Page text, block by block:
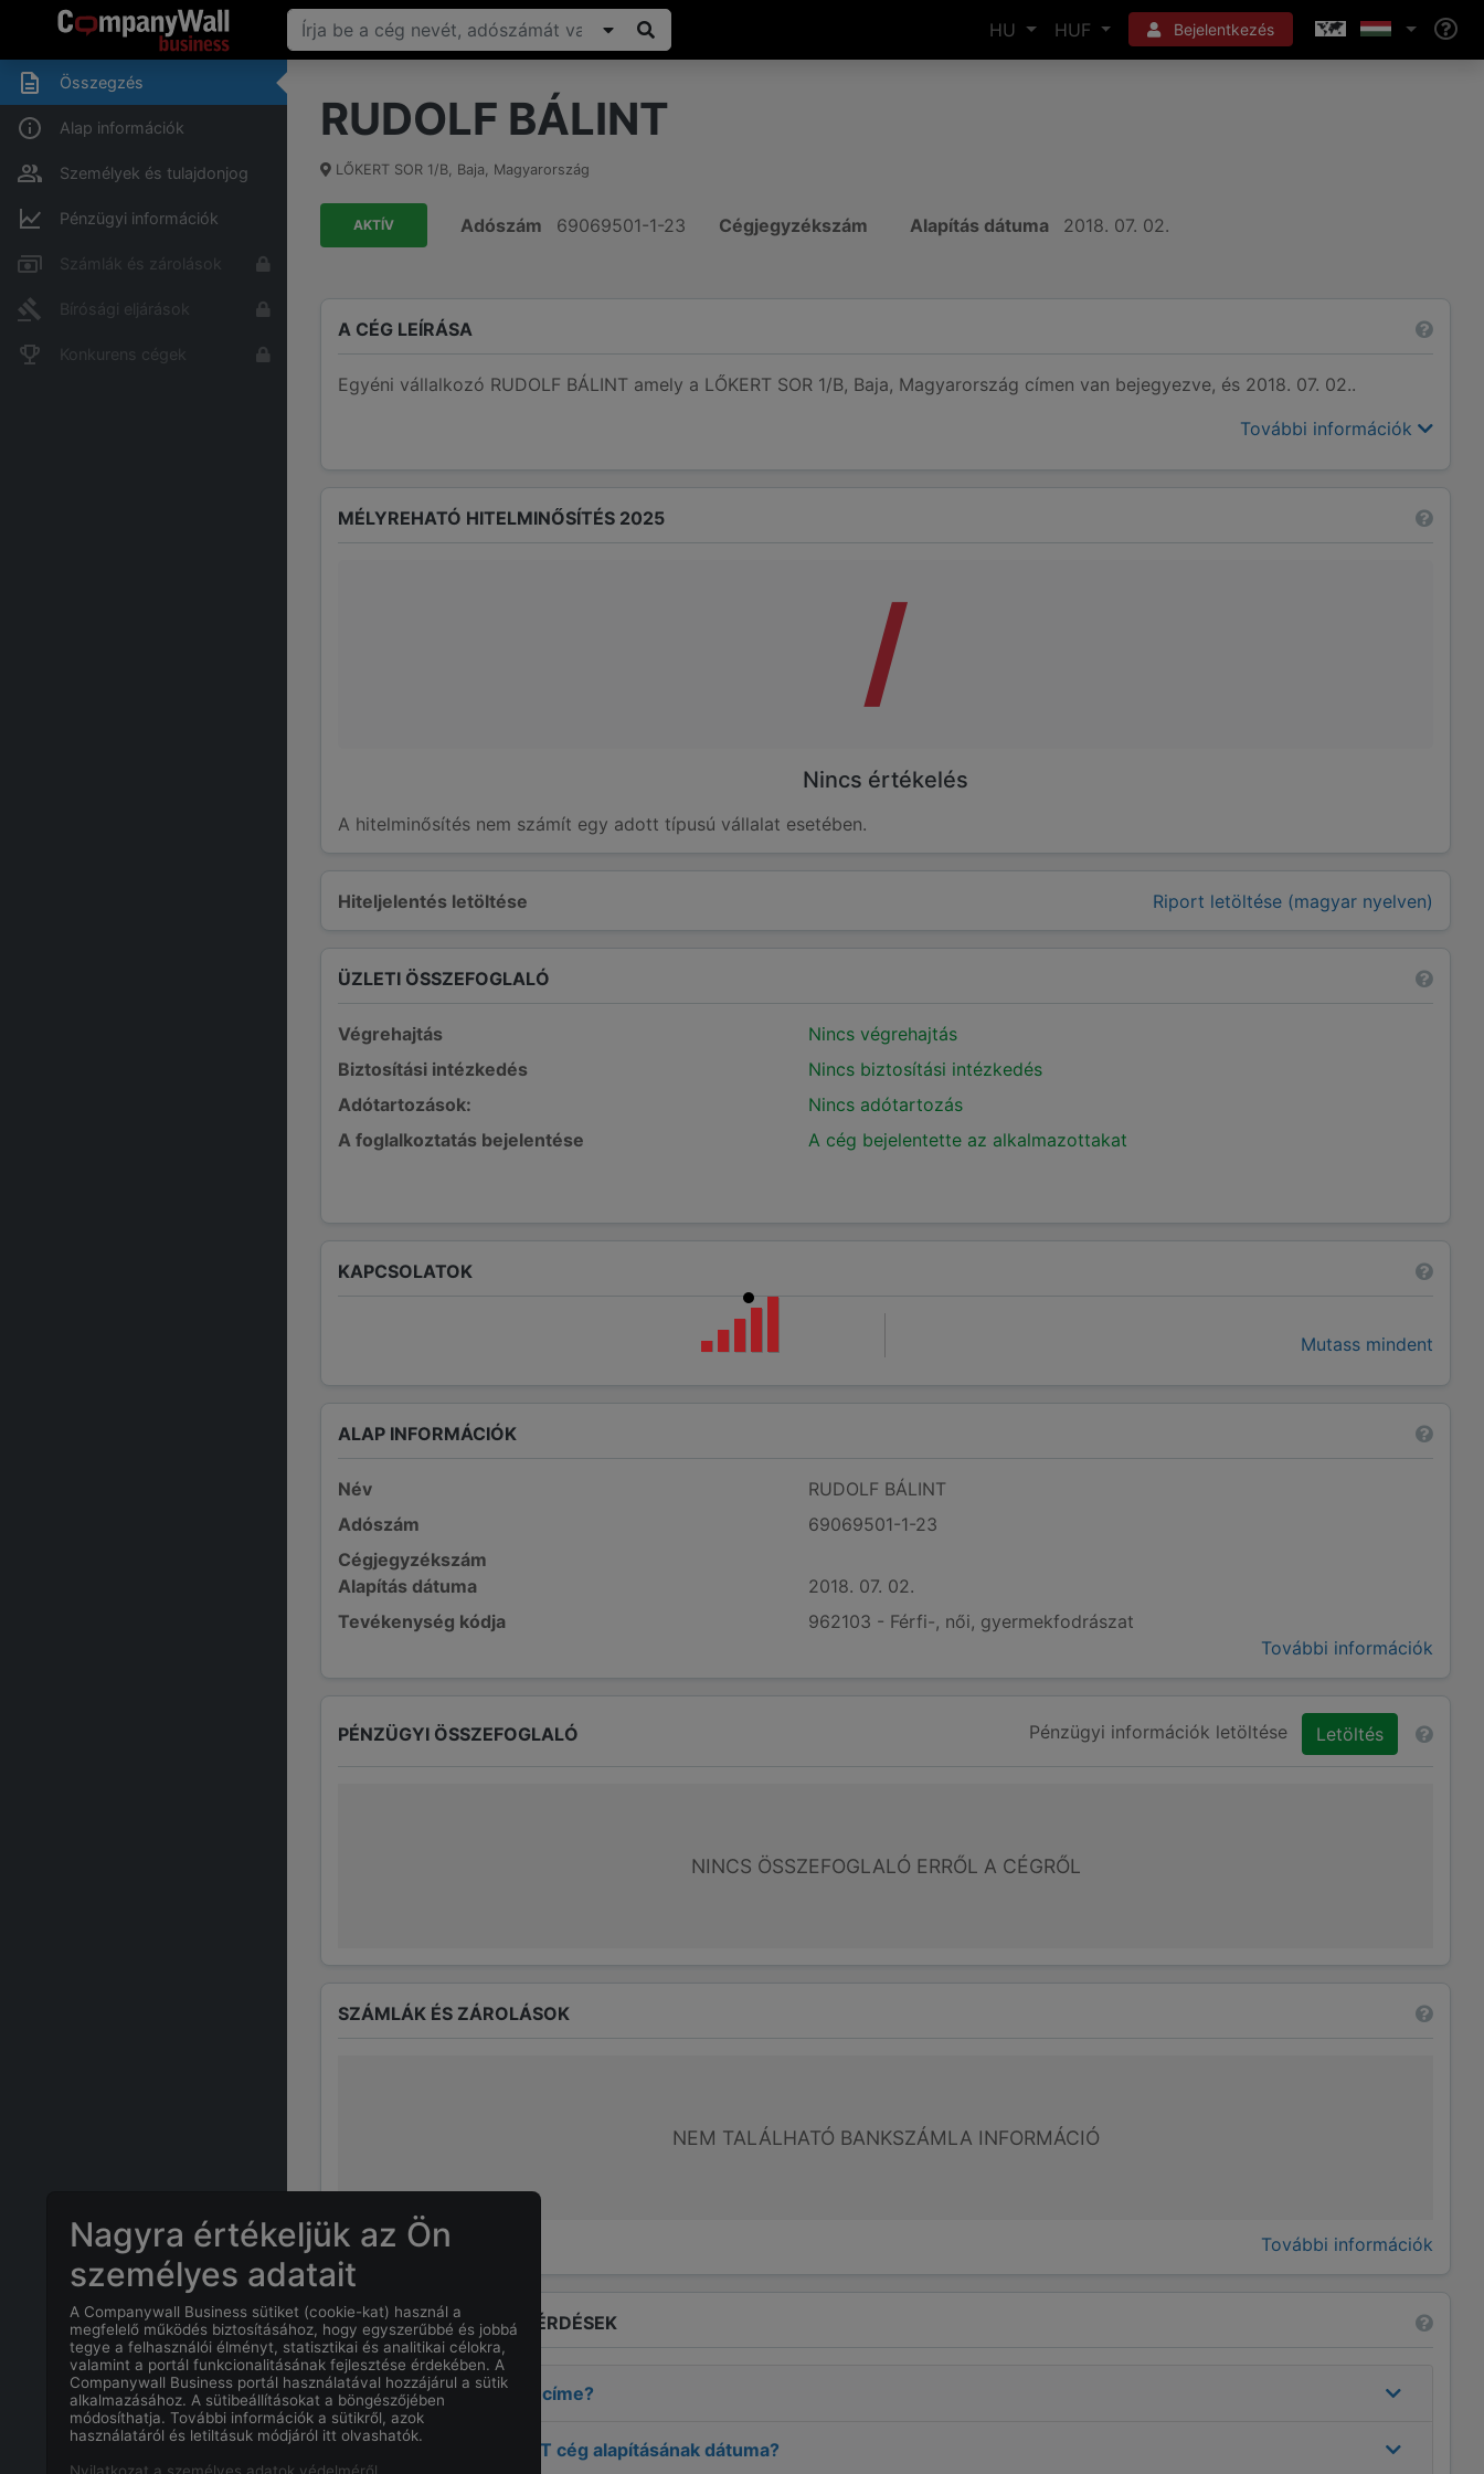
HU HUF Bejelentkezés
Összegzés
Alap információk
Személyek és tulajdonjog
Pénzügyi információk
Számlák és zárolások
Bírósági eljárások
Konkurens cégek
RUDOLF BÁLINT
LŐKERT SOR 1/B, Baja, Magyarország
AKTÍV Adószám 69069501-1-23 Cégjegyzékszám Alapítás dátuma 2018. 07. 02.
A CÉG LEÍRÁSA
Egyéni vállalkozó RUDOLF BÁLINT amely a LŐKERT SOR 1/B, Baja, Magyarország címen van bejegyezve, és 2018. 07. 02..
További információk
Hiteljelentés letöltése Riport letöltése (magyar nyelven)
MÉLYREHATÓ HITELMINŐSÍTÉS 2025
/
Nincs értékelés
A hitelminősítés nem számít egy adott típusú vállalat esetében.
ÜZLETI ÖSSZEFOGLALÓ
Végrehajtás
Nincs végrehajtás
Biztosítási intézkedés
Nincs biztosítási intézkedés
Adótartozások:
Nincs adótartozás
A foglalkoztatás bejelentése
A cég bejelentette az alkalmazottakat
KAPCSOLATOK
Mutass mindent
ALAP INFORMÁCIÓK
Név
RUDOLF BÁLINT
Adószám
69069501-1-23
Cégjegyzékszám
Alapítás dátuma
2018. 07. 02.
Tevékenység kódja
962103 - Férfi-, női, gyermekfodrászat
További információk
PÉNZÜGYI ÖSSZEFOGLALÓ Pénzügyi információk letöltése Letöltés
NINCS ÖSSZEFOGLALÓ ERRŐL A CÉGRŐL
SZÁMLÁK ÉS ZÁROLÁSOK
NEM TALÁLHATÓ BANKSZÁMLA INFORMÁCIÓ
További információk
GYAKRAN ISMÉTELT KÉRDÉSEK
MiRUDOLF BÁLINT címe?
RUDOLF BÁLINT cég alapításának dátuma?
Nagyra értékeljük az Ön
személyes adatait
A Companywall Business sütiket (cookie-kat) használ a
megfelelő működés biztosításához, hogy egyszerűbbé és jobbá
tegye a felhasználói élményt, statisztikai és analitikai célokra,
valamint a portál funkcionalitásának fejlesztése érdekében. A
Companywall Business portál használatával hozzájárul a sütik
alkalmazásához. A sütibeállításokat a böngészőjében
módosíthatja. További információk a sütikről, azok
használatáról és letiltásuk módjáról itt olvashatók.